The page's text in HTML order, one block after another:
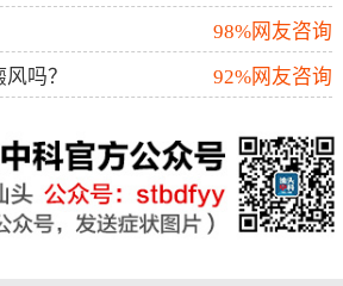
98%网友咨询
吗？
92%网友咨询